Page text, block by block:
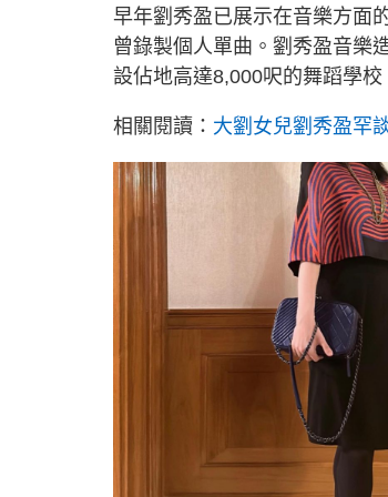
早年劉秀盈已展示在音樂方面
曾錄製個人單曲。劉秀盈音樂
設佔地高達8,000呎的舞蹈學
相關閱讀： 大劉女兒劉秀盈罕